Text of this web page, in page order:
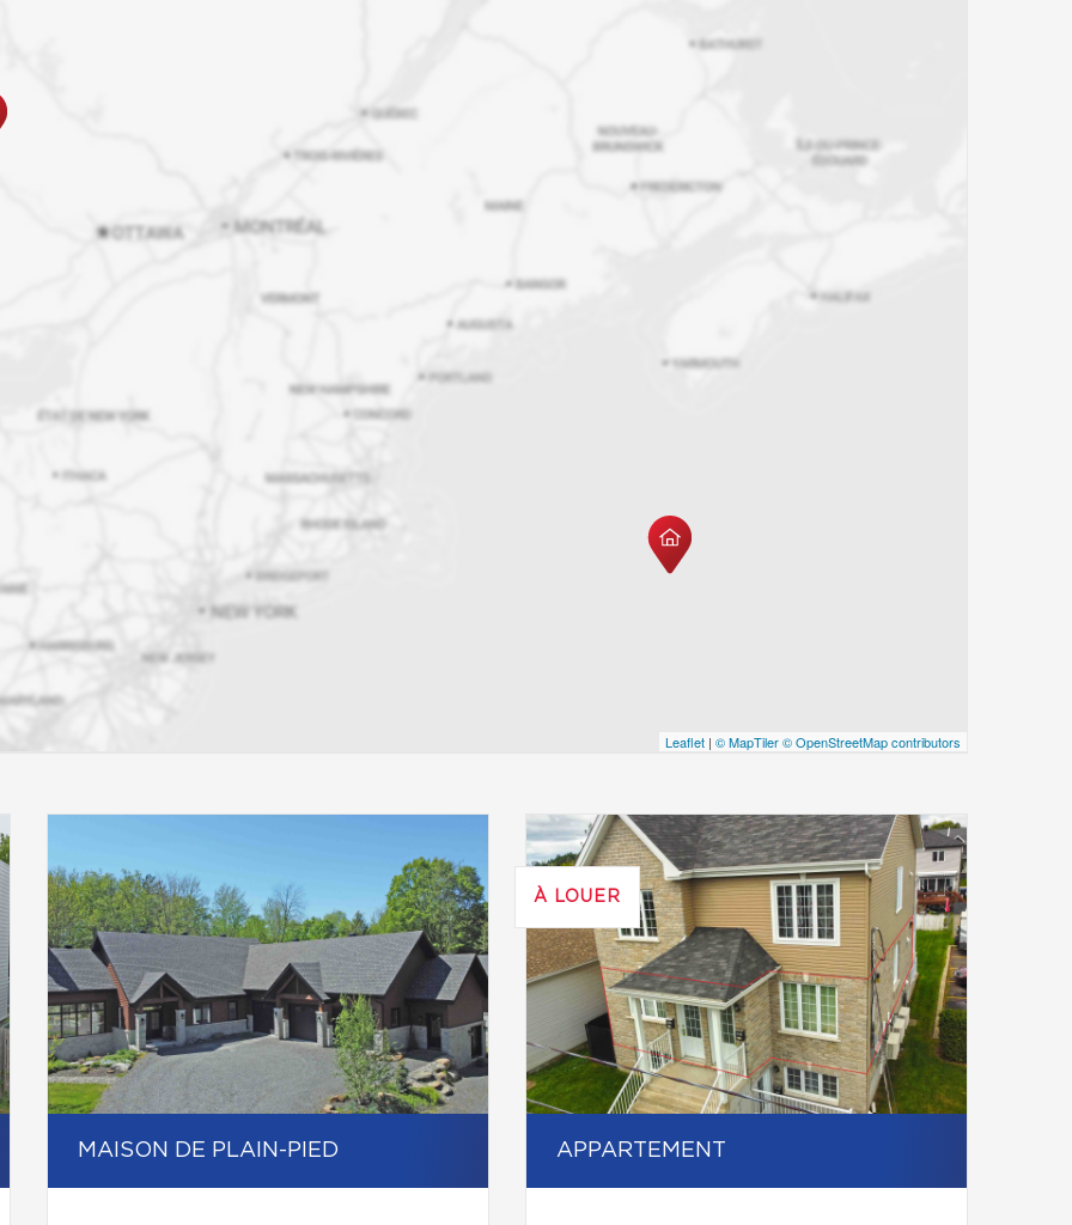
Leaflet | © MapTiler© OpenStreetMap contributors
MAISON DE PLAIN-PIED
À LOUER
APPARTEMENT